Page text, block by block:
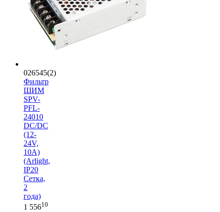
026545(2)
Фильтр
ШИМ
SPV-
PFL-
24010
DC/DC
(12-
24V,
10A)
(Arlight,
IP20
Сетка,
2
года)
1 55610